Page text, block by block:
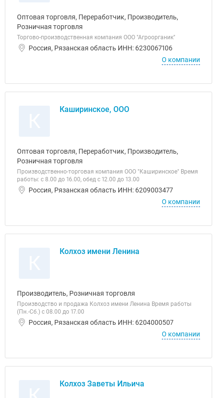
Оптовая торговля, Переработчик, Производитель,
Розничная торговля
Торгово-производственная компания ООО "Агроорганик"
Россия, Рязанская область ИНН: 6230067106
О компании
Каширинское, ООО
Оптовая торговля, Переработчик, Производитель,
Розничная торговля
Производственно-торговая компания ООО "Каширинское" Время
работы: с 8.00 до 16.00, обед с 12.00 до 13.00
Россия, Рязанская область ИНН: 6209003477
О компании
Колхоз имени Ленина
Производитель, Розничная торговля
Производство и продажа Колхоз имени Ленина Время работы
(Пн.-Сб.) с 08.00 до 17.00
Россия, Рязанская область ИНН: 6204000507
О компании
Колхоз Заветы Ильича